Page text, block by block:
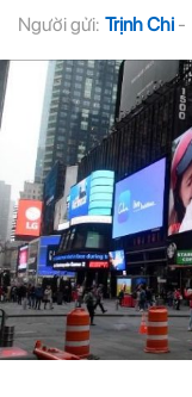
Người gửi: Trịnh Chi -